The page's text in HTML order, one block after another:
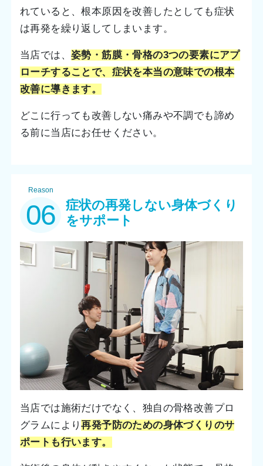
れていると、根本原因を改善したとしても症状
は再発を繰り返してしまいます。
当店では、 姿勢・筋膜・骨格の3つの要素にアプ
ローチすることで、症状を本当の意味での根本
改善に導きます。
どこに行っても改善しない痛みや不調でも諦め
る前に当店にお任せください。
Reason
06
症状の再発しない身体づくり
をサポート
当店では施術だけでなく、独自の骨格改善プロ
グラムにより再発予防のための身体づくりのサ
ポートも行います。